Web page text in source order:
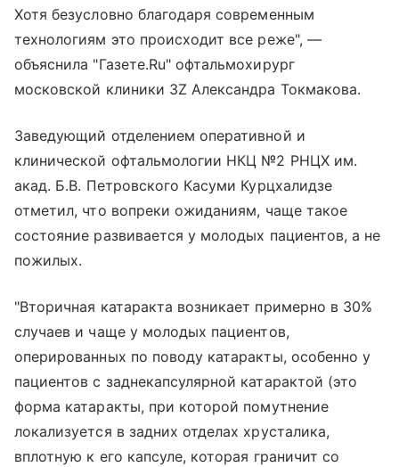
Хотя безусловно благодаря современным
технологиям это происходит все реже", —
объяснила "Газете.Ru" офтальмохирург
московской клиники 3Z Александра Токмакова.
Заведующий отделением оперативной и
клинической офтальмологии НКЦ №2 РНЦХ им.
акад. Б.В. Петровского Касуми Курцхалидзе
отметил, что вопреки ожиданиям, чаще такое
состояние развивается у молодых пациентов, а не
пожилых.
"Вторичная катаракта возникает примерно в 30%
случаев и чаще у молодых пациентов,
оперированных по поводу катаракты, особенно у
пациентов с заднекапсулярной катарактой (это
форма катаракты, при которой помутнение
локализуется в задних отделах хрусталика,
вплотную к его капсуле, которая граничит со